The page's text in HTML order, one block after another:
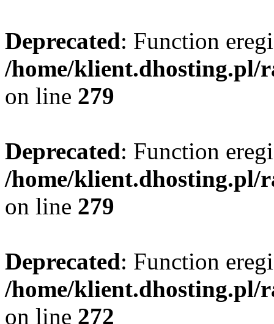
Deprecated: Function
/home/klient.dhosting.pl/
on line 279
Deprecated: Function
/home/klient.dhosting.pl/
on line 279
Deprecated: Function
/home/klient.dhosting.pl/
on line 272